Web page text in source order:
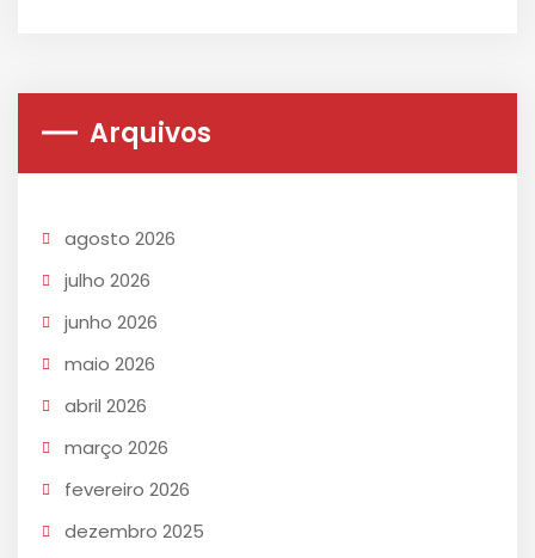
Arquivos
agosto 2026
julho 2026
junho 2026
maio 2026
abril 2026
março 2026
fevereiro 2026
dezembro 2025